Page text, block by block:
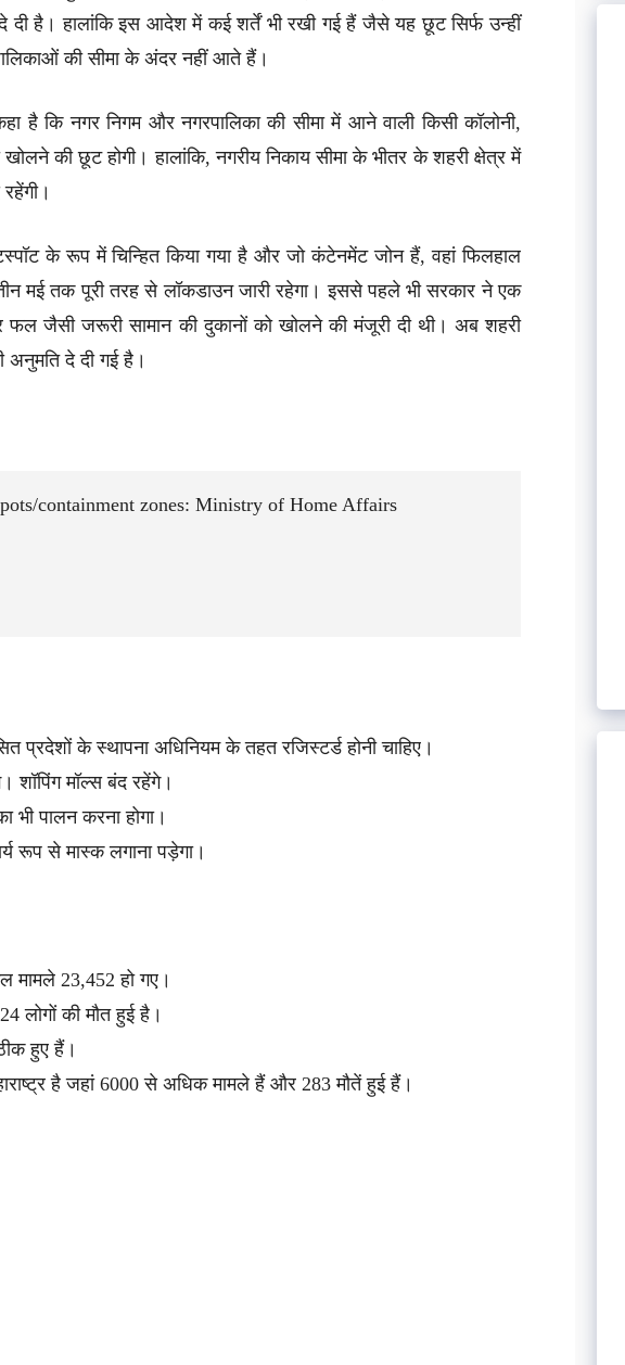
दी है। हालांकि इस आदेश में कई शर्तें भी रखी गई हैं जैसे यह छूट सिर्फ उन्हीं
की सीमा के अंदर नहीं आते हैं।
कि नगर निगम और नगरपालिका की सीमा में आने वाली किसी कॉलोनी,
की छूट होगी। हालांकि, नगरीय निकाय सीमा के भीतर के शहरी क्षेत्र में
के रूप में चिन्हित किया गया है और जो कंटेनमेंट जोन हैं, वहां फिलहाल
मई तक पूरी तरह से लॉकडाउन जारी रहेगा। इससे पहले भी सरकार ने एक
फल जैसी जरूरी सामान की दुकानों को खोलने की मंजूरी दी थी। अब शहरी
अनुमति दे दी गई है।
containment zones: Ministry of Home Affairs
प्रदेशों के स्थापना अधिनियम के तहत रजिस्टर्ड होनी चाहिए।
शॉपिंग मॉल्स बंद रहेंगे।
भी पालन करना होगा।
रूप से मास्क लगाना पड़ेगा।
23,452 हो गए।
लोगों की मौत हुई है।
हुए हैं।
है जहां 6000 से अधिक मामले हैं और 283 मौतें हुई हैं।